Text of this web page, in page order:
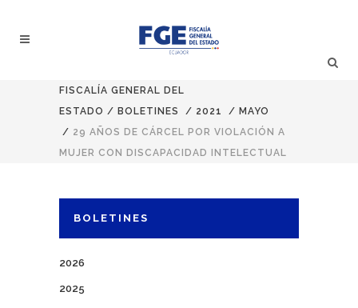
FISCALÍA GENERAL DEL
ESTADO / BOLETINES / 2021 / MAYO
/ 29 AÑOS DE CÁRCEL POR VIOLACIÓN A
MUJER CON DISCAPACIDAD INTELECTUAL
BOLETINES
2026
2025